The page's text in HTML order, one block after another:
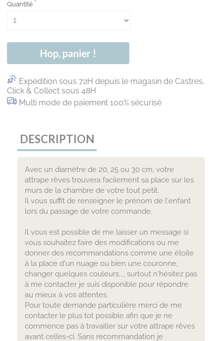
Quantité
Hop, panier !
Expédition sous 72H depuis le magasin de Castres,
Click & Collect sous 48H
Multi mode de paiement 100% sécurisé
DESCRIPTION
Avec un diamètre de 20, 25 ou 30 cm, votre
attrape rêves trouvera facilement sa place sur les
murs de la chambre de votre tout petit.
Il vous suffit de renseigner le prénom de l'enfant
lors du passage de votre commande.
Il vous est possible de me laisser un message si
vous souhaitez faire des modifications ou me
donner des recommandations comme une étoile
à la place d'un nuage ou bien une couronne,
changer quelques couleurs..., surtout n'hésitez pas
à me contacter je suis disponible pour répondre
au mieux à vos attentes.
Pour toute demande particulière merci de me
contacter le plus tot possible afin que je ne
commence pas à travailler sur votre attrape rêves
avant celles-ci. Sans recommandation je